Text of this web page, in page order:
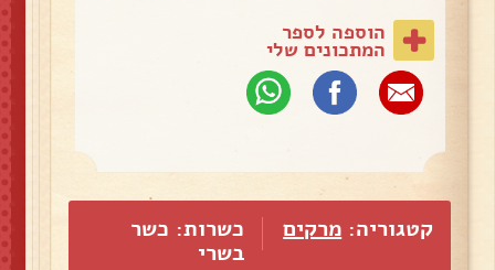
הוספה לספר
המתכונים שלי
קטגוריה: מרקים
כשרות: כשר
בשרי